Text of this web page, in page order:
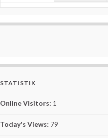
STATISTIK
Online Visitors: 1
Today's Views: 79